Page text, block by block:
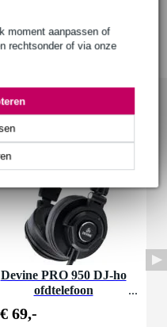
moment aanpassen of
rechtsonder of via onze
Devine PRO 950 DJ-ho
ofdtelefoon
€ 69,-